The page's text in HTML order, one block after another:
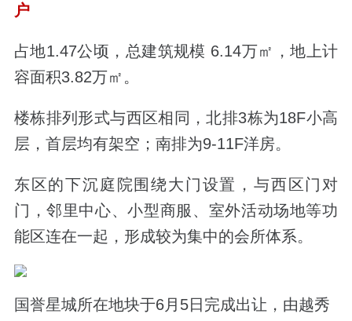
户
占地1.47公顷，总建筑规模 6.14万㎡，地上计
容面积3.82万㎡。
楼栋排列形式与西区相同，北排3栋为18F小高
层，首层均有架空；南排为9-11F洋房。
东区的下沉庭院围绕大门设置，与西区门对
门，邻里中心、小型商服、室外活动场地等功
能区连在一起，形成较为集中的会所体系。
国誉星城所在地块于6月5日完成出让，由越秀